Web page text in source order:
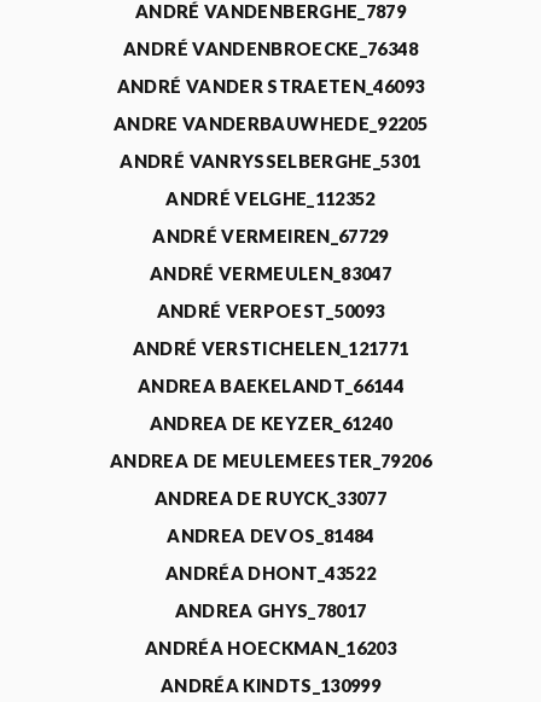
ANDRÉ VANDENBERGHE_7879
ANDRÉ VANDENBROECKE_76348
ANDRÉ VANDER STRAETEN_46093
ANDRE VANDERBAUWHEDE_92205
ANDRÉ VANRYSSELBERGHE_5301
ANDRÉ VELGHE_112352
ANDRÉ VERMEIREN_67729
ANDRÉ VERMEULEN_83047
ANDRÉ VERPOEST_50093
ANDRÉ VERSTICHELEN_121771
ANDREA BAEKELANDT_66144
ANDREA DE KEYZER_61240
ANDREA DE MEULEMEESTER_79206
ANDREA DE RUYCK_33077
ANDREA DEVOS_81484
ANDRÉA DHONT_43522
ANDREA GHYS_78017
ANDRÉA HOECKMAN_16203
ANDRÉA KINDTS_130999